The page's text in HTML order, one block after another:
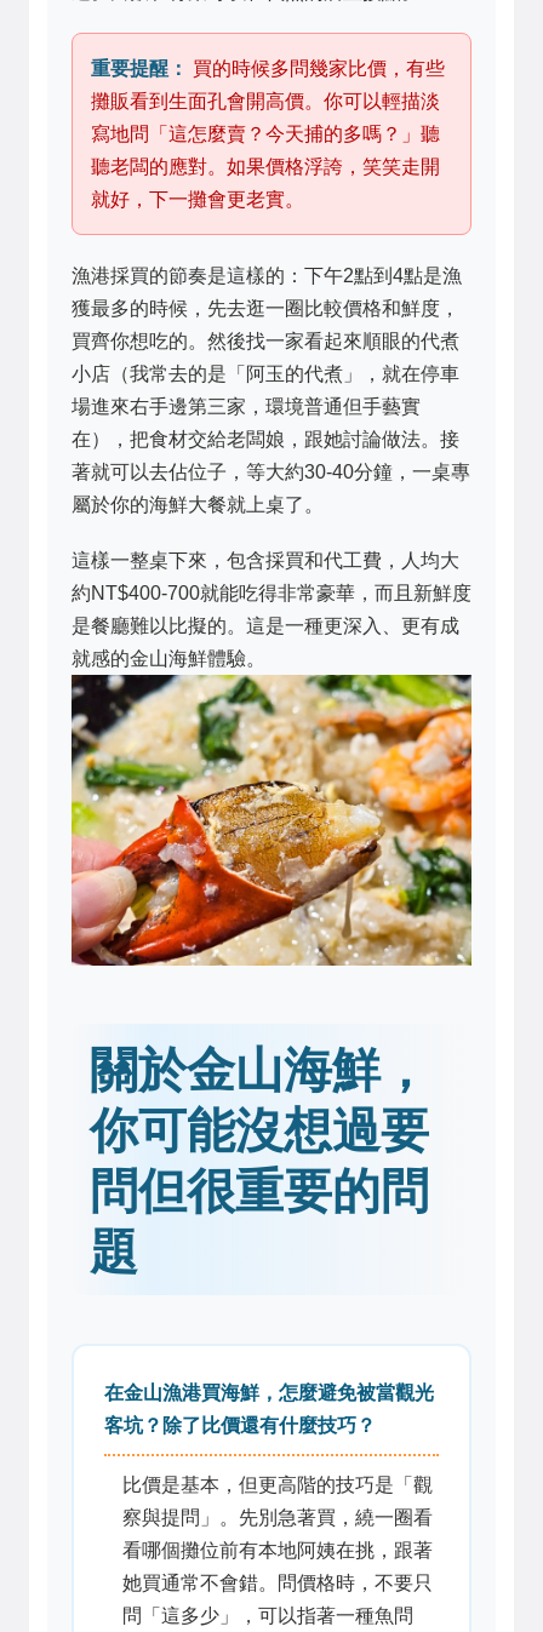
重要提醒：
買的時候多問幾家比價，有些
攤販看到生面孔會開高價。你可以輕描淡
寫地問「這怎麼賣？今天捕的多嗎？」聽
聽老闆的應對。如果價格浮誇，笑笑走開
就好，下一攤會更老實。
漁港採買的節奏是這樣的：下午2點到4點是漁
獲最多的時候，先去逛一圈比較價格和鮮度，
買齊你想吃的。然後找一家看起來順眼的代煮
小店（我常去的是「阿玉的代煮」，就在停車
場進來右手邊第三家，環境普通但手藝實
在），把食材交給老闆娘，跟她討論做法。接
著就可以去佔位子，等大約30-40分鐘，一桌專
屬於你的海鮮大餐就上桌了。
這樣一整桌下來，包含採買和代工費，人均大
約NT$400-700就能吃得非常豪華，而且新鮮度
是餐廳難以比擬的。這是一種更深入、更有成
就感的金山海鮮體驗。
關於金山海鮮，
你可能沒想過要
問但很重要的問
題
在金山漁港買海鮮，怎麼避免被當觀光
客坑？除了比價還有什麼技巧？
比價是基本，但更高階的技巧是「觀
察與提問」。先別急著買，繞一圈看
看哪個攤位前有本地阿姨在挑，跟著
她買通常不會錯。問價格時，不要只
問「這多少」，可以指著一種魚問